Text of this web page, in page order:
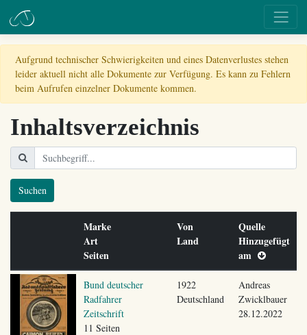
Aufgrund technischer Schwierigkeiten und eines Datenverlustes stehen
leider aktuell nicht alle Dokumente zur Verfügung. Es kann zu Fehlern
beim Aufrufen einzelner Dokumente kommen.
Inhaltsverzeichnis
Suchen
Marke
Art
Seiten
Von
Land
Quelle
Hinzugefügt
am
Bund deutscher
Radfahrer
Zeitschrift
11 Seiten
1922
Deutschland
Andreas
Zwicklbauer
28.12.2022